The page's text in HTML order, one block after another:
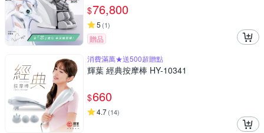
$76,800
5 (1)
贈品
消費滿萬★送500超贈點
輝葉 經典按摩棒 HY-10341
$660
4.7(14)